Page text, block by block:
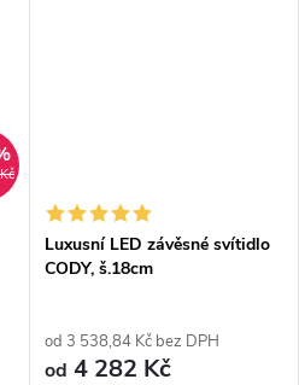
Luxusní LED závěsné svítidlo
CODY, š.18cm
od 3 538,84 Kč bez DPH
od 4 282 Kč